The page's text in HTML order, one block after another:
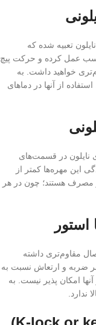
تعبیه شده که
چسب عمل کرده و حرکت پیچ
خواهید داشت. به
از آنها در دماهای
نایلون در قسمت‌های
این مهره‌ها کمتر از
مصرف هستند؛ چون در هر
مقاوم‌تری داشته
ضربه و ارتعاش نسبت به
امکان پذیر نیست. به
ندارد.